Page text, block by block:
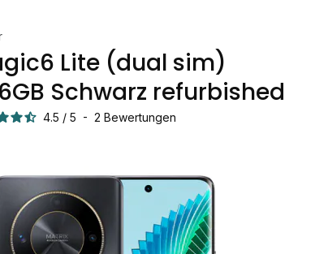
Lite (dual sim)
Schwarz refurbished
4.5 / 5 - 2 Bewertungen